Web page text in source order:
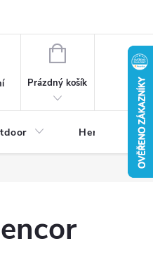
NÁKUPNÍ
Prázdný košík
Herní zóna